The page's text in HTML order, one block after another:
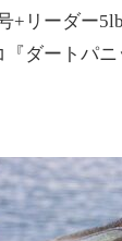
+リーダー5lb
ダートパニ